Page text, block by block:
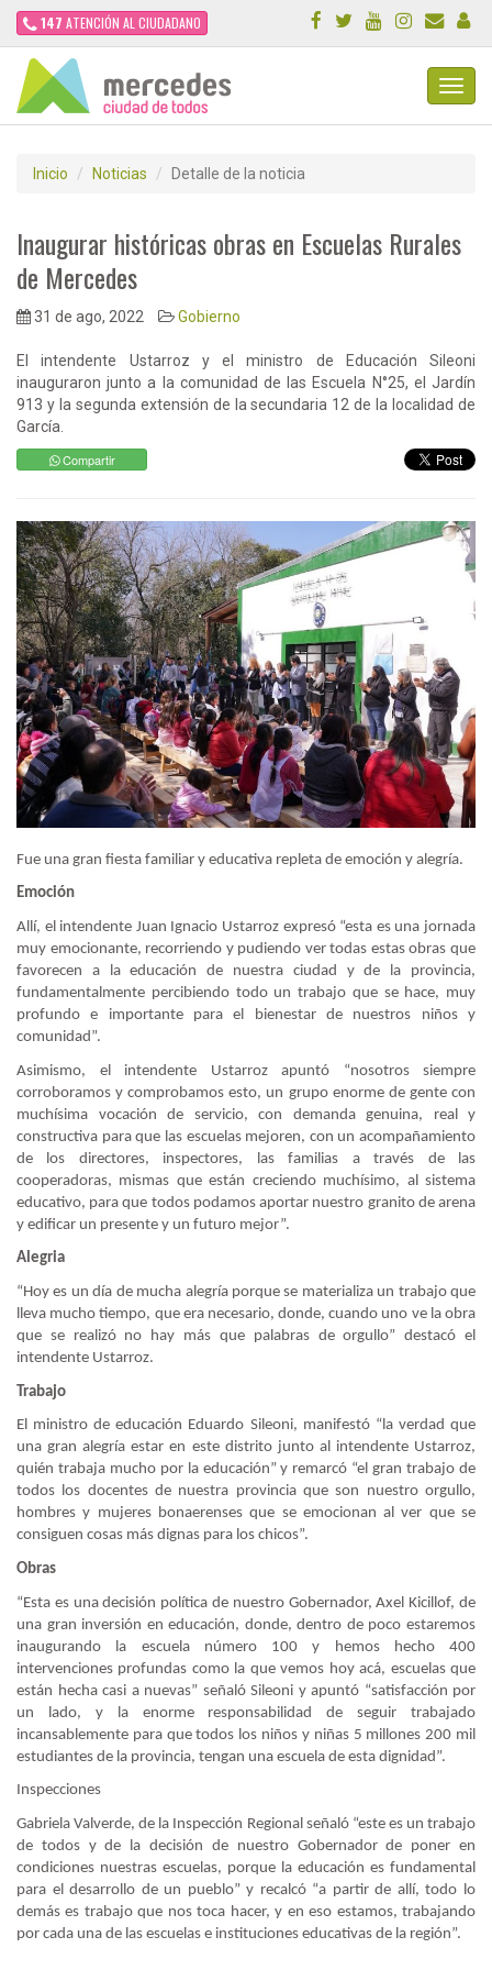
147 ATENCIÓN AL CIUDADANO
Inicio Noticias Detalle de la noticia
Inaugurar históricas obras en Escuelas Rurales
de Mercedes
31 de ago, 2022 Gobierno
El intendente Ustarroz y el ministro de Educación Sileoni
inauguraron junto a la comunidad de las Escuela N°25, el Jardín
913 y la segunda extensión de la secundaria 12 de la localidad de
García.
Compartir
Fue una gran fiesta familiar y educativa repleta de emoción y alegría.
Emoción
Allí, el intendente Juan Ignacio Ustarroz expresó “esta es una jornada
muy emocionante, recorriendo y pudiendo ver todas estas obras que
favorecen a la educación de nuestra ciudad y de la provincia,
fundamentalmente percibiendo todo un trabajo que se hace, muy
profundo e importante para el bienestar de nuestros niños y
comunidad”.
Asimismo, el intendente Ustarroz apuntó “nosotros siempre
corroboramos y comprobamos esto, un grupo enorme de gente con
muchísima vocación de servicio, con demanda genuina, real y
constructiva para que las escuelas mejoren, con un acompañamiento
de los directores, inspectores, las familias a través de las
cooperadoras, mismas que están creciendo muchísimo, al sistema
educativo, para que todos podamos aportar nuestro granito de arena
y edificar un presente y un futuro mejor”.
Alegria
“Hoy es un día de mucha alegría porque se materializa un trabajo que
lleva mucho tiempo, que era necesario, donde, cuando uno ve la obra
que se realizó no hay más que palabras de orgullo” destacó el
intendente Ustarroz.
Trabajo
El ministro de educación Eduardo Sileoni, manifestó “la verdad que
una gran alegría estar en este distrito junto al intendente Ustarroz,
quién trabaja mucho por la educación” y remarcó “el gran trabajo de
todos los docentes de nuestra provincia que son nuestro orgullo,
hombres y mujeres bonaerenses que se emocionan al ver que se
consiguen cosas más dignas para los chicos”.
Obras
“Esta es una decisión política de nuestro Gobernador, Axel Kicillof, de
una gran inversión en educación, donde, dentro de poco estaremos
inaugurando la escuela número 100 y hemos hecho 400
intervenciones profundas como la que vemos hoy acá, escuelas que
están hecha casi a nuevas” señaló Sileoni y apuntó “satisfacción por
un lado, y la enorme responsabilidad de seguir trabajado
incansablemente para que todos los niños y niñas 5 millones 200 mil
estudiantes de la provincia, tengan una escuela de esta dignidad”.
Inspecciones
Gabriela Valverde, de la Inspección Regional señaló “este es un trabajo
de todos y de la decisión de nuestro Gobernador de poner en
condiciones nuestras escuelas, porque la educación es fundamental
para el desarrollo de un pueblo” y recalcó “a partir de allí, todo lo
demás es trabajo que nos toca hacer, y en eso estamos, trabajando
por cada una de las escuelas e instituciones educativas de la región”.